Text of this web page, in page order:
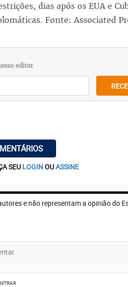
dias após os EUA e
Fonte: Associated
editor
SEU LOGINOUASSINE
e não representam a opinião do